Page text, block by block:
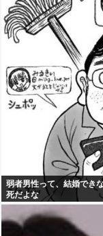
弱者男性って、結婚でき
死だよな